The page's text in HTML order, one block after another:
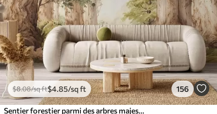
$8.08/sq ft$4 .85/sq ft 156